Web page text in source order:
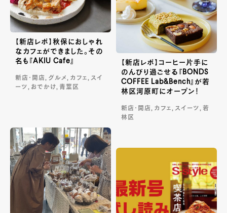
【新店レポ】秋保におしゃれ
なカフェができました。その
名も『AKIU Cafe』
新店・開店, グルメ, カフェ, スイ
ーツ, おでかけ, 青葉区
【新店レポ】コーヒー片手に
のんびり過ごせる『BONDS
COFFEE Lab&Bench』が若
林区河原町にオープン！
新店・開店, カフェ, スイーツ, 若
林区